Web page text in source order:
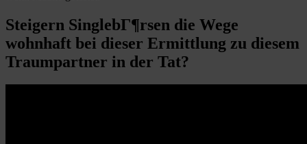
Steigern SinglebГ¶rsen die Wege
wohnhaft bei dieser Ermittlung zu diesem
Traumpartner in der Tat?